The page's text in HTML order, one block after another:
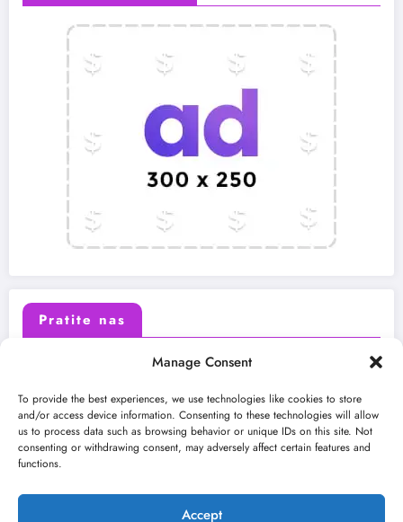
Manage Consent
To provide the best experiences, we use technologies like cookies to store
and/or access device information. Consenting to these technologies will allow
us to process data such as browsing behavior or unique IDs on this site. Not
consenting or withdrawing consent, may adversely affect certain features and
functions.
Accept
Pratite nas
Instagram Youtube